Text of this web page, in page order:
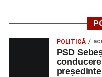
POLITICĂ
PSD